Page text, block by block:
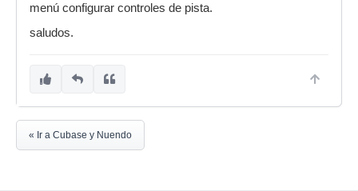
menú configurar controles de pista.
saludos.
« Ir a Cubase y Nuendo